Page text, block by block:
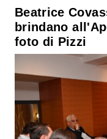
Beatrice
brindano
foto di Pizzi